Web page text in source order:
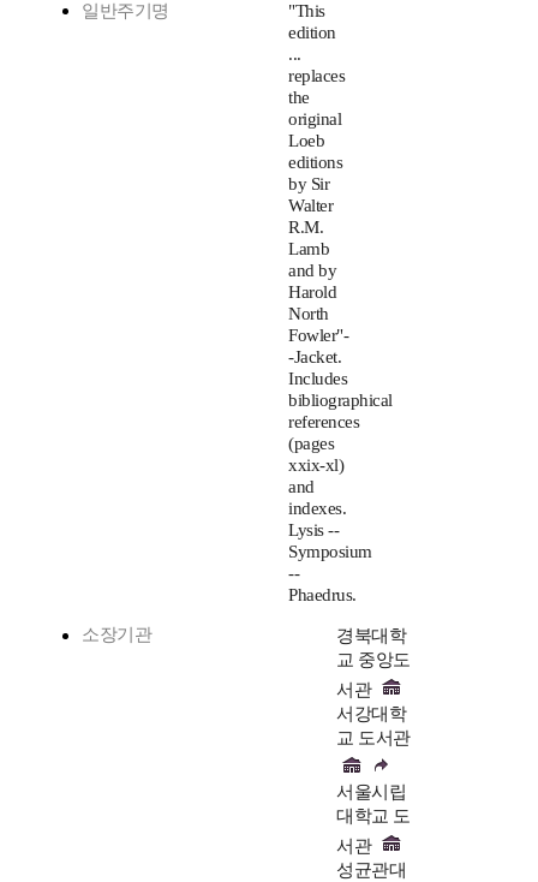
일반주기명
"This
edition
...
replaces
the
original
Loeb
editions
by Sir
Walter
R.M.
Lamb
and by
Harold
North
Fowler"-
-Jacket.
Includes
bibliographical
references
(pages
xxix-xl)
and
indexes.
Lysis --
Symposium
--
Phaedrus.
소장기관
경북대학
교 중앙도
서관
서강대학
교 도서관
서울시립
대학교 도
서관
성균관대